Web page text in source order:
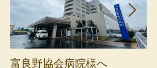
富良野協会病院様へ